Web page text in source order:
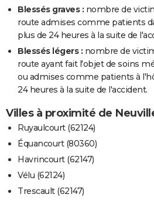
Blessés graves : nombre de
route admises comme patients
plus de 24 heures à la suite de
Blessés légers : nombre de
route ayant fait l'objet de soins
ou admises comme patients à
24 heures à la suite de l'accident.
Villes à proximité de
Ruyaulcourt (62124)
Équancourt (80360)
Havrincourt (62147)
Vélu (62124)
Trescault (62147)